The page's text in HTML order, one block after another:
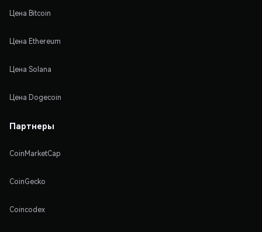
Цена Bitcoin
Цена Ethereum
Цена Solana
Цена Dogecoin
Партнеры
CoinMarketCap
CoinGecko
Coincodex